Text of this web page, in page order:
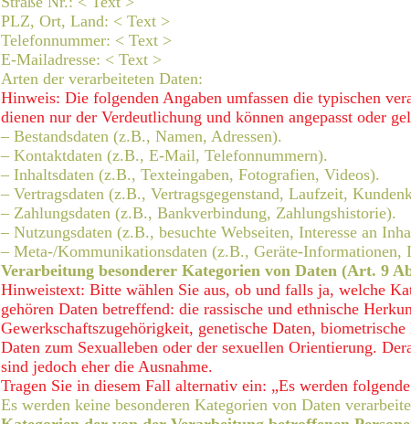
PLZ, Ort, Land: < Text >
Telefonnummer: < Text >
E-Mailadresse: < Text >
Arten der verarbeiteten Daten:
Hinweis: Die folgenden Angaben umfassen die typischen
dienen nur der Verdeutlichung und können angepasst oder
– Bestandsdaten (z.B., Namen, Adressen).
– Kontaktdaten (z.B., E-Mail, Telefonnummern).
– Inhaltsdaten (z.B., Texteingaben, Fotografien, Videos).
– Vertragsdaten (z.B., Vertragsgegenstand, Laufzeit,
– Zahlungsdaten (z.B., Bankverbindung, Zahlungshistorie).
– Nutzungsdaten (z.B., besuchte Webseiten, Interesse an
– Meta-/Kommunikationsdaten (z.B., Geräte-Informationen,
Verarbeitung besonderer Kategorien von Daten (Art. 9
Hinweistext: Bitte wählen Sie aus, ob und falls ja, welche
gehören Daten betreffend: die rassische und ethnische
Gewerkschaftszugehörigkeit, genetische Daten,
Daten zum Sexualleben oder der sexuellen Orientierung.
sind jedoch eher die Ausnahme.
Tragen Sie in diesem Fall alternativ ein: „Es werden
Es werden keine besonderen Kategorien von Daten